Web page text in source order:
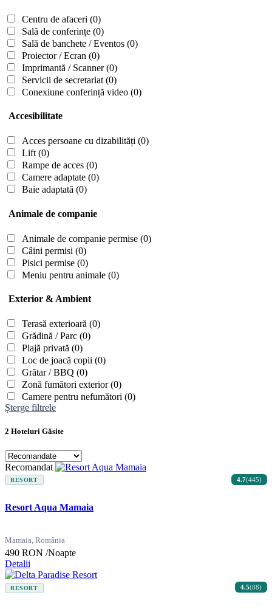
Centru de afaceri (0)
Sală de conferințe (0)
Sală de banchete / Eventos (0)
Proiector / Ecran (0)
Imprimantă / Scanner(0)
Servicii de secretariat (0)
Conexiune conferință video (0)
Accesibilitate
Acces persoane cu dizabilități (0)
Lift (0)
Rampe de acces (0)
Camere adaptate (0)
Baie adaptată (0)
Animale de companie
Animale de companie permise (0)
Câini permisi (0)
Pisici permise (0)
Meniu pentru animale (0)
Exterior & Ambient
Terasă exterioară (0)
Grădină / Parc (0)
Plajă privată (0)
Loc de joacă copii (0)
Grătar / BBQ (0)
Zonă fumători exterior(0)
Camere pentru nefumători (0)
Șterge filtrele
2 Hoteluri Găsite
Recomandat
RESORT 4.7(445)
Resort Aqua Mamaia
Mamaia, România
490 RON /Noapte
Detalii
RESORT 4.5(88)